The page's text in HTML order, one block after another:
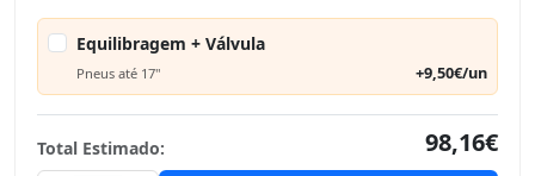
Equilibragem + Válvula
Pneus até 17" +9,50€/un
Total Estimado:
98,16€